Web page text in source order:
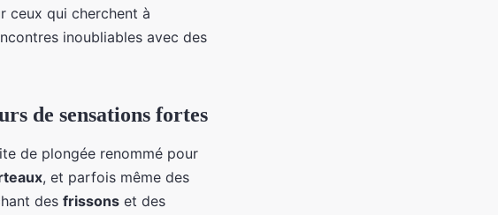
ceux qui cherchent à
inoubliables avec des
de sensations fortes
de plongée renommé pour
, et parfois même des
des frissons et des